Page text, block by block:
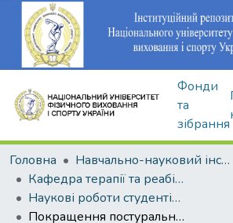
Фонди
та
зібрання
Головна
Навчально-науковий інститут здоров'я, реабілітації та фізичного виховання
Кафедра терапії та реабілітації
Наукові роботи студентів і аспірантів
Покращення постурального контролю пацієнтів після інсульту засобами фізичної терапії у пізньому відновлювальному періоді